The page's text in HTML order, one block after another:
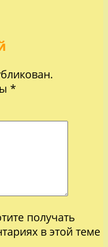
*
получать
в этой теме